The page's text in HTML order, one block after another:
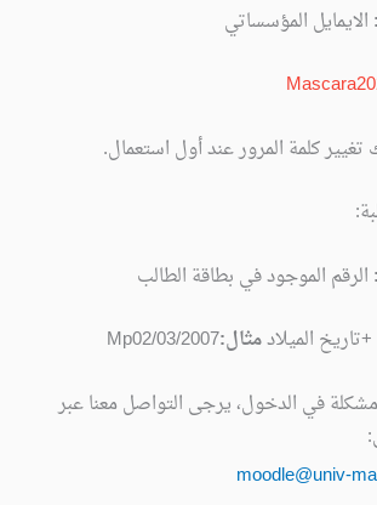
الايمايل المؤسساتي
كلمة المرور عند أول استعمال.
الرقم الموجود في بطاقة الطالب
+تاريخ الميلادمثال:Mp02/03/2007
في الدخول، يرجى التواصل معنا عبر
:
moodle@univ-